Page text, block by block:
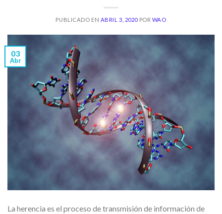
PUBLICADO EN ABRIL 3, 2020 POR WAO
03
Abr
La herencia es el proceso de transmisión de información de